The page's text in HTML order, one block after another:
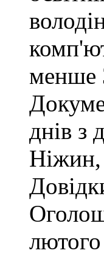
менше
днів з
Ніжин,